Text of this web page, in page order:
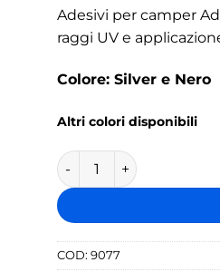
Adesivi per camper
raggi UV e
Colore: Silver e Nero
Altri colori disponibili
Kit Completo Adesivi
COD: 9077